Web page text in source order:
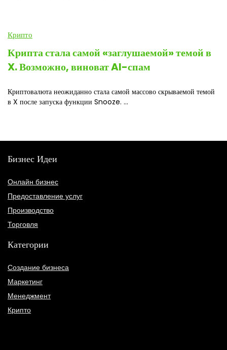
Крипто
Крипта стала самой «заглушаемой» темой в
X. Возможно, виноват AI-спам
Криптовалюта неожиданно стала самой массово скрываемой темой
в X после запуска функции Snooze. ...
Бизнес Идеи
Онлайн бизнес
Предоставление услуг
Производство
Торговля
Категории
Создание бизнеса
Маркетинг
Менеджмент
Крипто